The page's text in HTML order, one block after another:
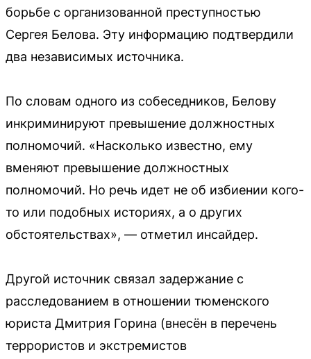
борьбе с организованной преступностью
Сергея Белова. Эту информацию подтвердили
два независимых источника.
По словам одного из собеседников, Белову
инкриминируют превышение должностных
полномочий. «Насколько известно, ему
вменяют превышение должностных
полномочий. Но речь идет не об избиении кого-
то или подобных историях, а о других
обстоятельствах», — отметил инсайдер.
Другой источник связал задержание с
расследованием в отношении тюменского
юриста Дмитрия Горина (внесён в перечень
террористов и экстремистов